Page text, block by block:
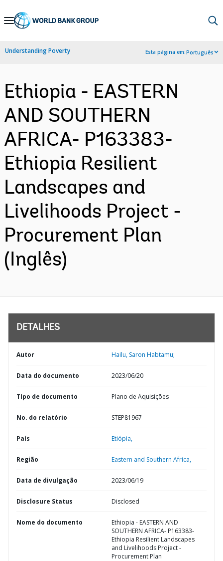
Skip
Navigation
Understanding Poverty Esta página em:Português
Ethiopia - EASTERN
AND SOUTHERN
AFRICA- P163383-
Ethiopia Resilient
Landscapes and
Livelihoods Project -
Procurement Plan
(Inglês)
DETALHES
Autor Hailu, Saron Habtamu;
Data do documento 2023/06/20
TIpo de documento Plano de Aquisições
No. do relatório STEP81967
País Etiópia,
Região Eastern and Southern Africa,
Data de divulgação 2023/06/19
Disclosure Status Disclosed
Nome do documento
Ethiopia - EASTERN AND
SOUTHERN AFRICA- P163383-
Ethiopia Resilient Landscapes
and Livelihoods Project -
Procurement Plan